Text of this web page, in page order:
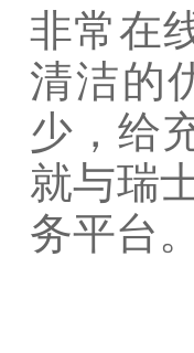
非常在
清洁的
少，给
就与瑞
务平台